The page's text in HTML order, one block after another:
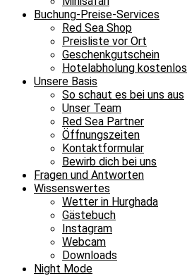
Buchung-Preise-Services
Red Sea Shop
Preisliste vor Ort
Geschenkgutschein
Hotelabholung kostenlos
Unsere Basis
So schaut es bei uns aus
Unser Team
Red Sea Partner
Öffnungszeiten
Kontaktformular
Bewirb dich bei uns
Fragen und Antworten
Wissenswertes
Wetter in Hurghada
Gästebuch
Instagram
Webcam
Downloads
Night Mode